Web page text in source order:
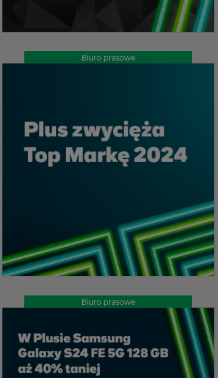
Biuro prasowe
Biuro prasowe